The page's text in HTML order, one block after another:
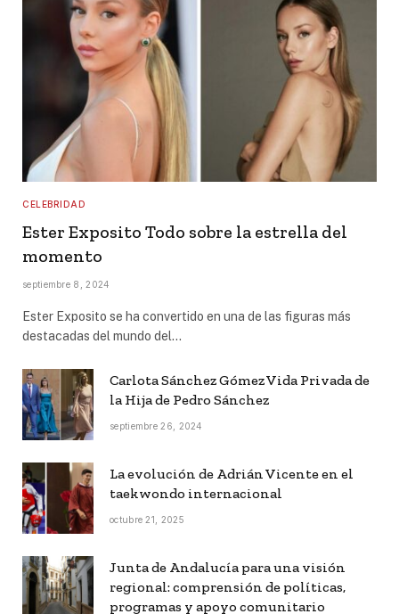
CELEBRIDAD
Ester Exposito Todo sobre la estrella del
momento
septiembre 8, 2024
Ester Exposito se ha convertido en una de las figuras más
destacadas del mundo del…
Carlota Sánchez Gómez Vida Privada de
la Hija de Pedro Sánchez
septiembre 26, 2024
La evolución de Adrián Vicente en el
taekwondo internacional
octubre 21, 2025
Junta de Andalucía para una visión
regional: comprensión de políticas,
programas y apoyo comunitario